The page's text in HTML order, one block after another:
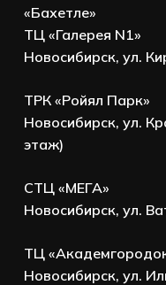
«Бахетле»
ТЦ «Галерея N1»
Новосибирск, ул.
ТРК «Ройял Парк»
Новосибирск, ул.
этаж)
СТЦ «МЕГА»
Новосибирск, ул.
ТЦ
Новосибирск, ул.